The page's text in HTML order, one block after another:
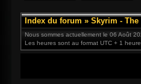
Index du forum » Skyrim -
Nous sommes actuellement le 06 Août
Les heures sont au format UTC + 1 heure